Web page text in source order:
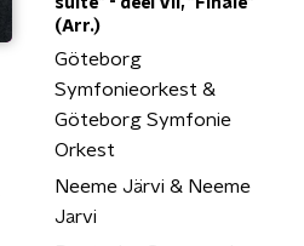
suite" - deel VII, "Finale"
(Arr.)
Göteborg
Symfonieorkest &
Göteborg Symfonie
Orkest
Neeme Järvi & Neeme
Jarvi